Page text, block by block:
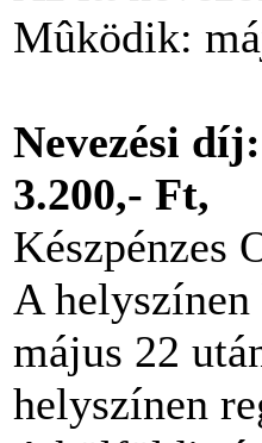
Mûködik:
Nevezési díj:
3.200,- Ft,
Készpénzes
A
május 22
helyszínen